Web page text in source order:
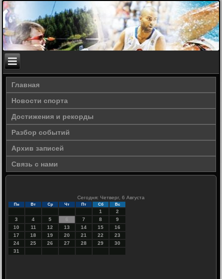
Главная
Новости спорта
Достижения и рекорды
Разбор событий
Архив записей
Связь с нами
Сегодня: Четверг, 6 Августа
Пн Вт Ср Чт Пт Сб Вс
1
2
3
4 5 6 7 8
9
10
11 12 13 14 15
16
17
18 19 20 21 22
23
24
25 26 27 28 29
30
31